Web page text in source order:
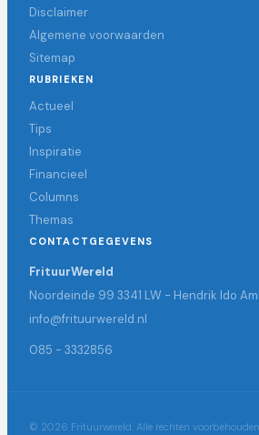
Disclaimer
Algemene voorwaarden
Sitemap
RUBRIEKEN
Actueel
Tips
Inspiratie
Financieel
Columns
Themas
CONTACTGEGEVENS
FrituurWereld
Noordeinde 99 3341 LW - Hendrik Ido
info@frituurwereld.nl
085 - 3332856
© 2026 Frituurwereld. Alle rechten